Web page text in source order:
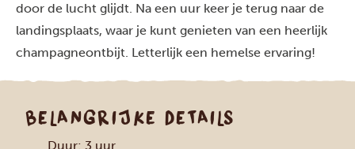
door de lucht glijdt. Na een uur keer je terug naar de
landingsplaats, waar je kunt genieten van een heerlijk
champagneontbijt. Letterlijk een hemelse ervaring!
BELANGRIJKE DETAILS
Duur: 3 uur